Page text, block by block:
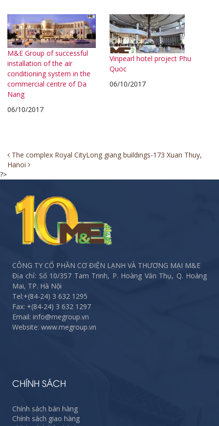
M&E Group of successful
installation of the air
conditioning system in the
commercial centre of Da
Nang
06/10/2017
Vinpearl hotel project Phu
Quoc
06/10/2017
Post
navigation
The complex Royal CityLong giang buildings-173 Xuan Thuy,
Hanoi
?>
CÔNG TY CỔ PHẦN CƠ ĐIỆN LẠNH VÀ THƯƠNG MẠI M&E
Địa chỉ: Số 10/357 Tam Trinh, P. Hoàng Văn Thụ, Q. Hoàng
Mai, TP. Hà Nội
Tel:+(84-24) 3 632 1295
Fax: +(84-24) 3 632 1297
Email: info@megroup.vn
Website: www.megroup.vn
CHÍNH SÁCH
Chính sách bán hàng
Chính sách giao hàng